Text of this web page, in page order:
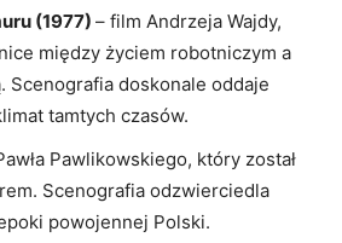
(1977) – ​film Andrzeja ‌Wajdy,
między życiem robotniczym a
Scenografia doskonale oddaje
tamtych⁢ czasów.
Pawlikowskiego,⁢ który został
Scenografia odzwierciedla
powojennej Polski.